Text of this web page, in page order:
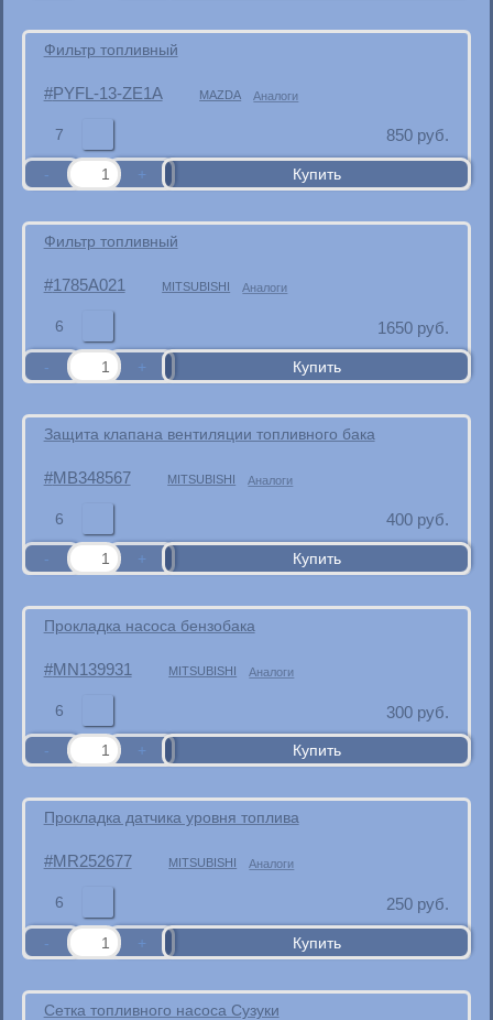
Фильтр топливный
PYFL-13-ZE1A MAZDA Аналоги
7 850 руб.
Фильтр топливный
1785A021 MITSUBISHI Аналоги
6 1650 руб.
Защита клапана вентиляции топливного бака
MB348567 MITSUBISHI Аналоги
6 400 руб.
Прокладка насоса бензобака
MN139931 MITSUBISHI Аналоги
6 300 руб.
Прокладка датчика уровня топлива
MR252677 MITSUBISHI Аналоги
6 250 руб.
Сетка топливного насоса Сузуки